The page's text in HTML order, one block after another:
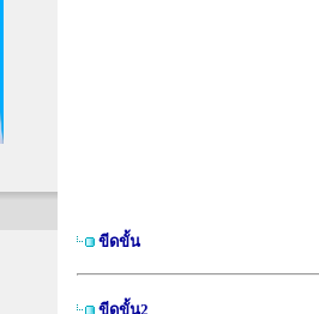
ขีดขั้น
ขีดขั้น2